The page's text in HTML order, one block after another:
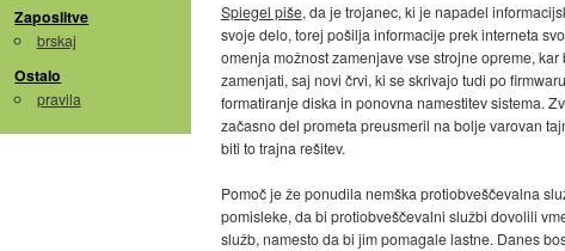
Zaposlitve
brskaj
Ostalo
pravila
Spiegel piše, da je trojanec, ki je napadel
svoje delo, torej pošilja informacije prek interneta
omenja možnost zamenjave vse strojne opreme,
zamenjati, saj novi črvi, ki se skrivajo tudi po
formatiranje diska in ponovna namestitev sistema.
začasno del prometa preusmeril na bolje varovan
biti to trajna rešitev.
Pomoč je že ponudila nemška protiobveščevalna
pomisleke, da bi protiobveščevalni službi dovolili
služb, namesto da bi jim pomagale lastne. Danes